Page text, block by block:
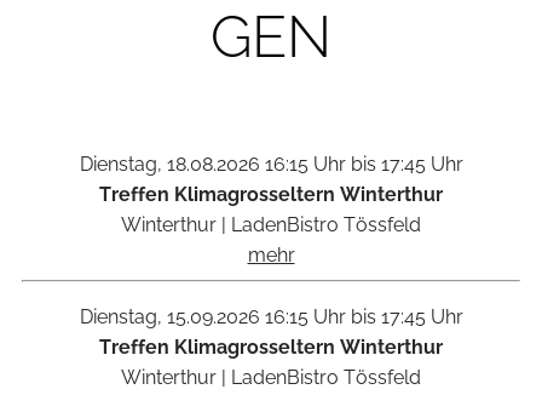
GEN
Dienstag, 18.08.2026 16:15 Uhr bis 17:45 Uhr
Treffen Klimagrosseltern Winterthur
Winterthur
LadenBistro Tössfeld
mehr
Dienstag, 15.09.2026 16:15 Uhr bis 17:45 Uhr
Treffen Klimagrosseltern Winterthur
Winterthur
LadenBistro Tössfeld